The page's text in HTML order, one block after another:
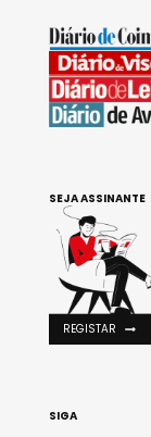
SEJA ASSINANTE
REGISTAR
SIGA